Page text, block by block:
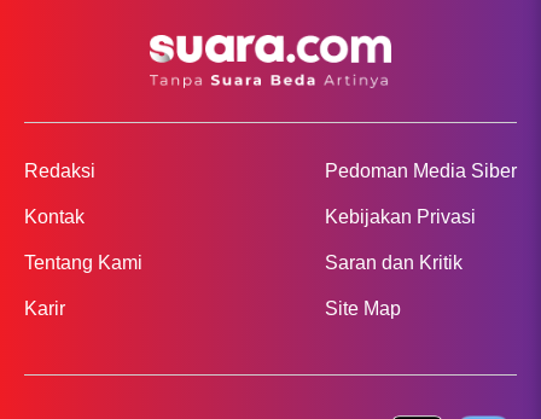
Redaksi
Kontak
Tentang Kami
Karir
Pedoman Media Siber
Kebijakan Privasi
Saran dan Kritik
Site Map